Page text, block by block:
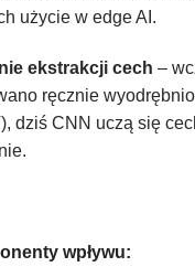
użycie w edge AI.
ekstrakcji cech –
ręcznie
dziś CNN uczą się
wpływu: